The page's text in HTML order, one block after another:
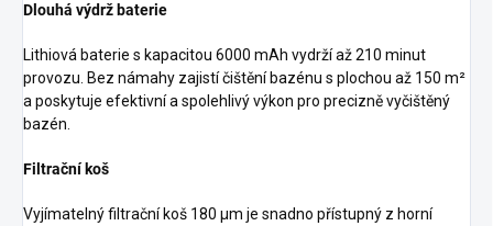
Dlouhá výdrž baterie
Lithiová baterie s kapacitou 6000 mAh vydrží až 210 minut
provozu. Bez námahy zajistí čištění bazénu s plochou až 150 m²
a poskytuje efektivní a spolehlivý výkon pro precizně vyčištěný
bazén.
Filtrační koš
Vyjímatelný filtrační koš 180 μm je snadno přístupný z horní